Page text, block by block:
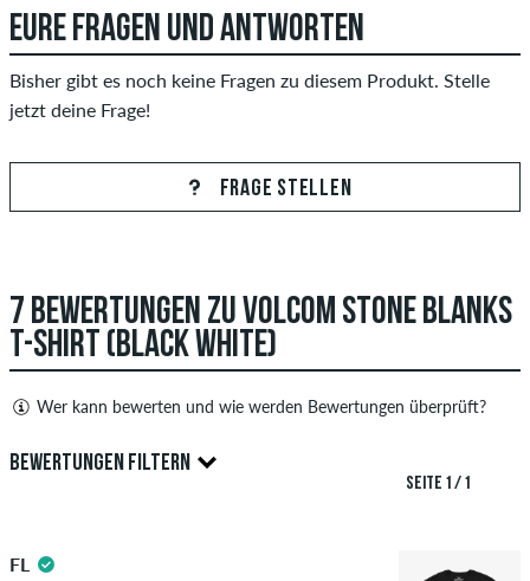
EURE FRAGEN UND ANTWORTEN
Bisher gibt es noch keine Fragen zu diesem Produkt. Stelle
jetzt deine Frage!
FRAGE STELLEN
7 BEWERTUNGEN ZU VOLCOM STONE BLANKS
T-SHIRT (BLACK WHITE)
Wer kann bewerten und wie werden Bewertungen überprüft?
Bewertungen abgeben. Diese werden erst nach unserer
beleidigenden oder obszönen Inhalten sowie Bewertungen,
BEWERTUNGEN FILTERN
5.0
SEITE 1 / 1
FL